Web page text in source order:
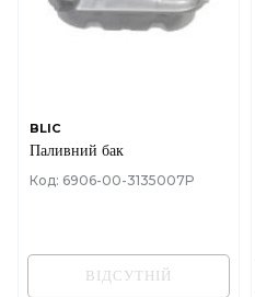
BLIC
Паливний бак
Код: 6906-00-3135007P
ВІДСУТНІЙ